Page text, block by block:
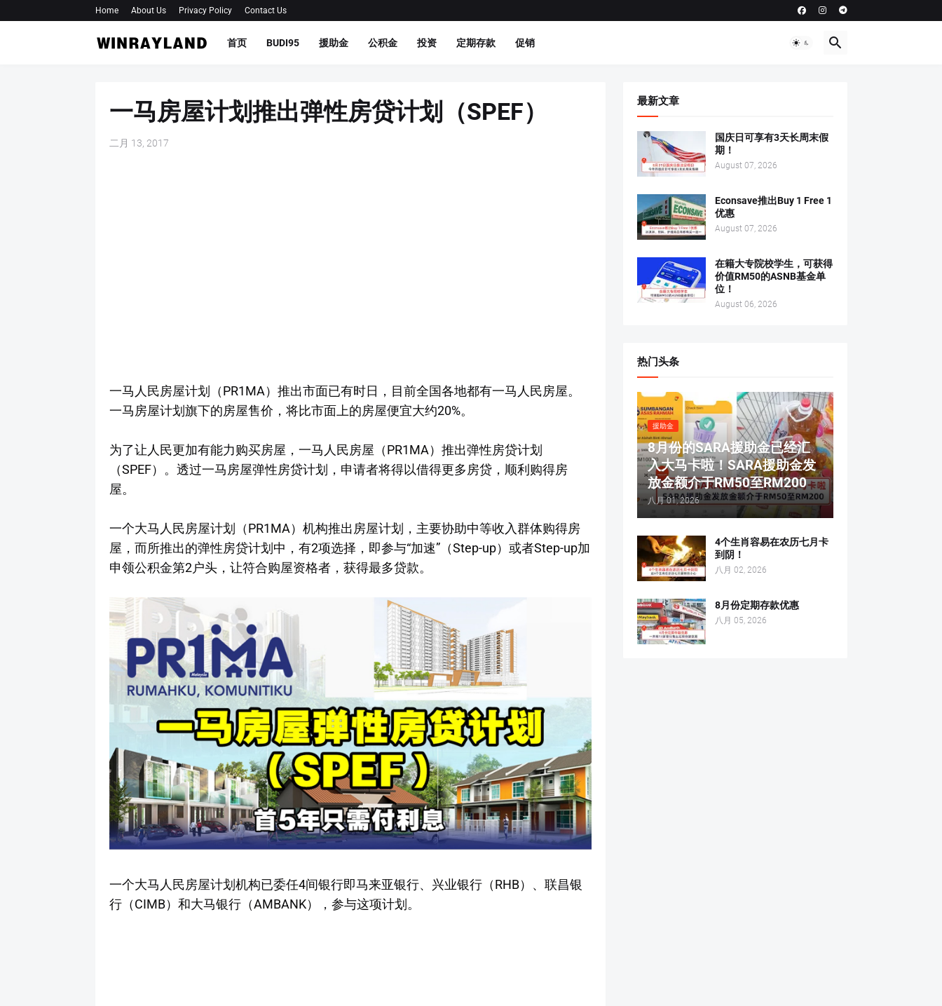
Home About Us Privacy Policy Contact Us
首页 BUDI95 援助金 公积金 投资 定期存款 促销
一马房屋计划推出弹性房贷计划（SPEF）
二月 13, 2017
一马人民房屋计划（PR1MA）推出市面已有时日，目前全国各地都有一马人民房屋。
一马房屋计划旗下的房屋售价，将比市面上的房屋便宜大约20%。
为了让人民更加有能力购买房屋，一马人民房屋（PR1MA）推出弹性房贷计划
（SPEF）。透过一马房屋弹性房贷计划，申请者将得以借得更多房贷，顺利购得房
屋。
一个大马人民房屋计划（PR1MA）机构推出房屋计划，主要协助中等收入群体购得房
屋，而所推出的弹性房贷计划中，有2项选择，即参与“加速”（Step-up）或者Step-up加
申领公积金第2户头，让符合购屋资格者，获得最多贷款。
一个大马人民房屋计划机构已委任4间银行即马来亚银行、兴业银行（RHB）、联昌银
行（CIMB）和大马银行（AMBANK），参与这项计划。
最新文章
国庆日可享有3天长周末假
期！
August 07, 2026
Econsave推出Buy 1 Free 1
优惠
August 07, 2026
在籍大专院校学生，可获得
价值RM50的ASNB基金单
位！
August 06, 2026
热门头条
援助金
8月份的SARA援助金已经汇
入大马卡啦！SARA援助金发
放金额介于RM50至RM200
八月 01, 2026
4个生肖容易在农历七月卡
到阴！
八月 02, 2026
8月份定期存款优惠
八月 05, 2026